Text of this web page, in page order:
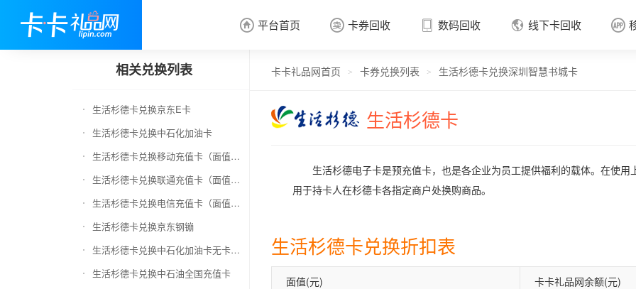
 平台首页  卡券回收
 卡券回收
 数码回收  线下卡回收 
相关兑换列表
生活杉德卡兑换京东E卡
生活杉德卡兑换中石化加油卡
生活杉德卡兑换移动充值卡（面值千万别选错）
生活杉德卡兑换联通充值卡（面值千万别选错）
生活杉德卡兑换电信充值卡（面值千万别选错）
生活杉德卡兑换京东钢镚
生活杉德卡兑换中石化加油卡无卡号（面值千万别选错）
生活杉德卡兑换中石油全国充值卡
卡卡礼品网首页 > 卡券兑换列表 > 生活杉德卡兑换深圳智慧书城卡
生活杉德卡
生活杉德电子卡是预充值卡，也是各企业为员工提供福利的载体。在使用
用于持卡人在杉德卡各指定商户处换购商品。
生活杉德卡兑换折扣表
面值(元) 卡卡礼品网余额(元)